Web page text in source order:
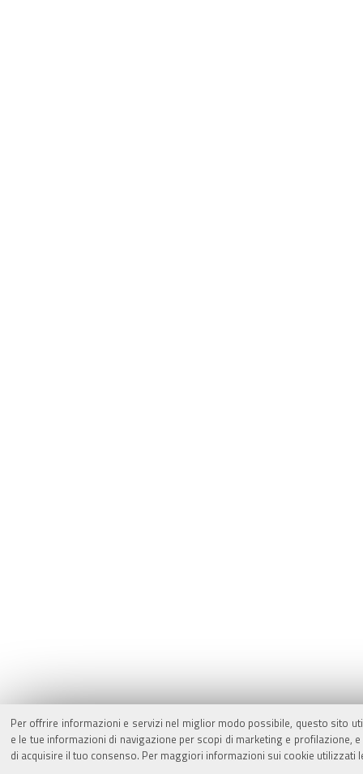
Per offrire informazioni e servizi nel miglior modo possibile, questo sito
e le tue informazioni di navigazione per scopi di marketing e
di acquisire il tuo consenso. Per maggiori informazioni sui cookie utilizzati